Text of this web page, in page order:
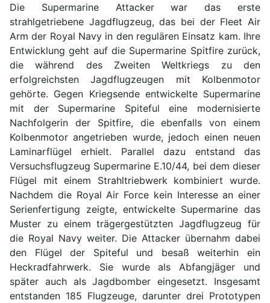
Die Supermarine Attacker war das erste
strahlgetriebene Jagdflugzeug, das bei der Fleet Air
Arm der Royal Navy in den regulären Einsatz kam. Ihre
Entwicklung geht auf die Supermarine Spitfire zurück,
die während des Zweiten Weltkriegs zu den
erfolgreichsten Jagdflugzeugen mit Kolbenmotor
gehörte. Gegen Kriegsende entwickelte Supermarine
mit der Supermarine Spiteful eine modernisierte
Nachfolgerin der Spitfire, die ebenfalls von einem
Kolbenmotor angetrieben wurde, jedoch einen neuen
Laminarflügel erhielt. Parallel dazu entstand das
Versuchsflugzeug Supermarine E.10/44, bei dem dieser
Flügel mit einem Strahltriebwerk kombiniert wurde.
Nachdem die Royal Air Force kein Interesse an einer
Serienfertigung zeigte, entwickelte Supermarine das
Muster zu einem trägergestützten Jagdflugzeug für
die Royal Navy weiter. Die Attacker übernahm dabei
den Flügel der Spiteful und besaß weiterhin ein
Heckradfahrwerk. Sie wurde als Abfangjäger und
später auch als Jagdbomber eingesetzt. Insgesamt
entstanden 185 Flugzeuge, darunter drei Prototypen